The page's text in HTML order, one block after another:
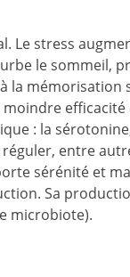
stress
le sommeil,
la
: la
entre
sérénité et
Sa
microbiote).